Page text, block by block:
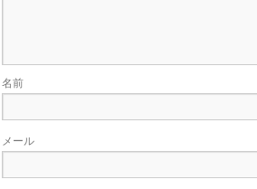
名前
メール